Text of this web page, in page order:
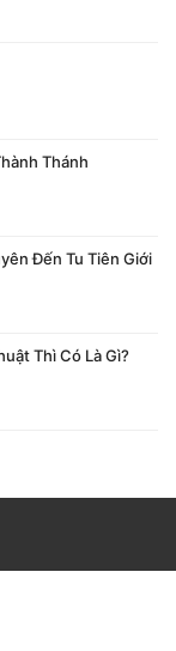
Thánh
Đến Tu Tiên Giới
Thì Có Là Gì?